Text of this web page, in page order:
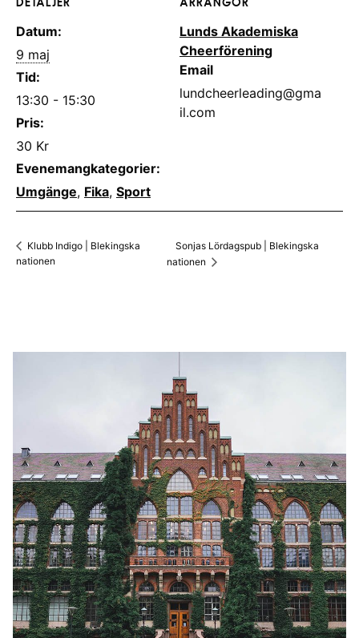
Datum:
9 maj
Tid:
13:30 - 15:30
Pris:
30 Kr
Evenemangkategorier:
Umgänge, Fika, Sport
Lunds Akademiska
Cheerförening
Email
lundcheerleading@gma
il.com
Klubb Indigo | Blekingska
nationen
Sonjas Lördagspub | Blekingska
nationen